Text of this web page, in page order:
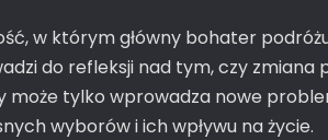
w którym główny bohater
do refleksji nad tym, czy zmiana
może tylko wprowadza nowe
wyborów i ich wpływu na życie.